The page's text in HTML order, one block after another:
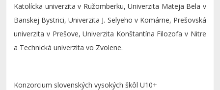
Katolícka univerzita v Ružomberku, Univerzita Mateja Bela v
Banskej Bystrici, Univerzita J. Selyeho v Komárne, Prešovská
univerzita v Prešove, Univerzita Konštantína Filozofa v Nitre
a Technická univerzita vo Zvolene.
Konzorcium slovenských vysokých škôl U10+